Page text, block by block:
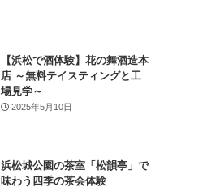
【浜松で酒体験】花の舞酒造本
店 ～無料テイスティングと工
場見学～
2025年5月10日
浜松城公園の茶室「松韻亭」で
味わう四季の茶会体験